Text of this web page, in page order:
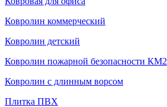
Ковролин коммерческий
Ковролин детский
Ковролин пожарной безопасности КМ2
Ковролин с длинным ворсом
Плитка ПВХ